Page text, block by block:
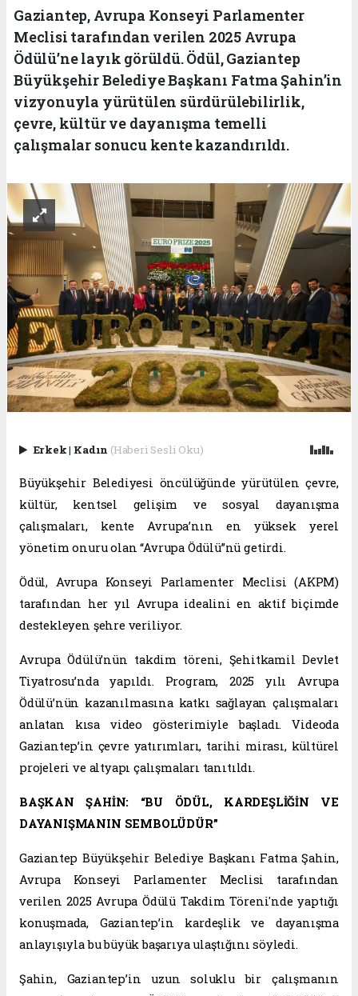
Gaziantep, Avrupa Konseyi Parlamenter
Meclisi tarafından verilen 2025 Avrupa
Ödülü’ne layık görüldü. Ödül, Gaziantep
Büyükşehir Belediye Başkanı Fatma Şahin’in
vizyonuyla yürütülen sürdürülebilirlik,
çevre, kültür ve dayanışma temelli
çalışmalar sonucu kente kazandırıldı.
Erkek| Kadın (Haberi Sesli Oku)
Büyükşehir Belediyesi öncülüğünde yürütülen çevre,
kültür, kentsel gelişim ve sosyal dayanışma
çalışmaları, kente Avrupa’nın en yüksek yerel
yönetim onuru olan “Avrupa Ödülü”nü getirdi.
Ödül, Avrupa Konseyi Parlamenter Meclisi (AKPM)
tarafından her yıl Avrupa idealini en aktif biçimde
destekleyen şehre veriliyor.
Avrupa Ödülü’nün takdim töreni, Şehitkamil Devlet
Tiyatrosu’nda yapıldı. Program, 2025 yılı Avrupa
Ödülü’nün kazanılmasına katkı sağlayan çalışmaları
anlatan kısa video gösterimiyle başladı. Videoda
Gaziantep’in çevre yatırımları, tarihi mirası, kültürel
projeleri ve altyapı çalışmaları tanıtıldı.
BAŞKAN ŞAHİN: “BU ÖDÜL, KARDEŞLİĞİN VE
DAYANIŞMANIN SEMBOLÜDÜR”
Gaziantep Büyükşehir Belediye Başkanı Fatma Şahin,
Avrupa Konseyi Parlamenter Meclisi tarafından
verilen 2025 Avrupa Ödülü Takdim Töreni'nde yaptığı
konuşmada, Gaziantep’in kardeşlik ve dayanışma
anlayışıyla bu büyük başarıya ulaştığını söyledi.
Şahin, Gaziantep’in uzun soluklu bir çalışmanın